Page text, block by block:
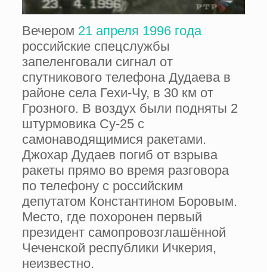
Вечером 21 апреля 1996 года
российские спецслужбы
запеленговали сигнал от
спутникового телефона Дудаева в
районе села Гехи-Чу, в 30 км от
Грозного. В воздух были подняты 2
штурмовика Су-25 с
самонаводящимися ракетами.
Джохар Дудаев погиб от взрыва
ракеты прямо во время разговора
по телефону с российским
депутатом Константином Боровым.
Место, где похоронен первый
президент самопровозглашённой
Чеченской республики Ичкерия,
неизвестно.